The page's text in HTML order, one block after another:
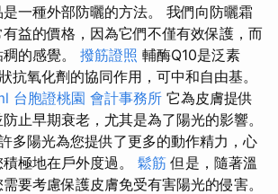
一種外部防曬的方法。 我們向防曬霜
益的價格，因為它們不僅有效保護，而
的感覺。 撥筋證照 輔酶Q10是泛素
抗氧化劑的協同作用，可中和自由基。
台胞證桃園 會計事務所 它為皮膚提供
止早期衰老，尤其是為了陽光的影響。
多陽光為您提供了更多的動作精力，心
極地在戶外度過。 鬆筋 但是，隨著溫
要考慮保護皮膚免受有害陽光的侵害。